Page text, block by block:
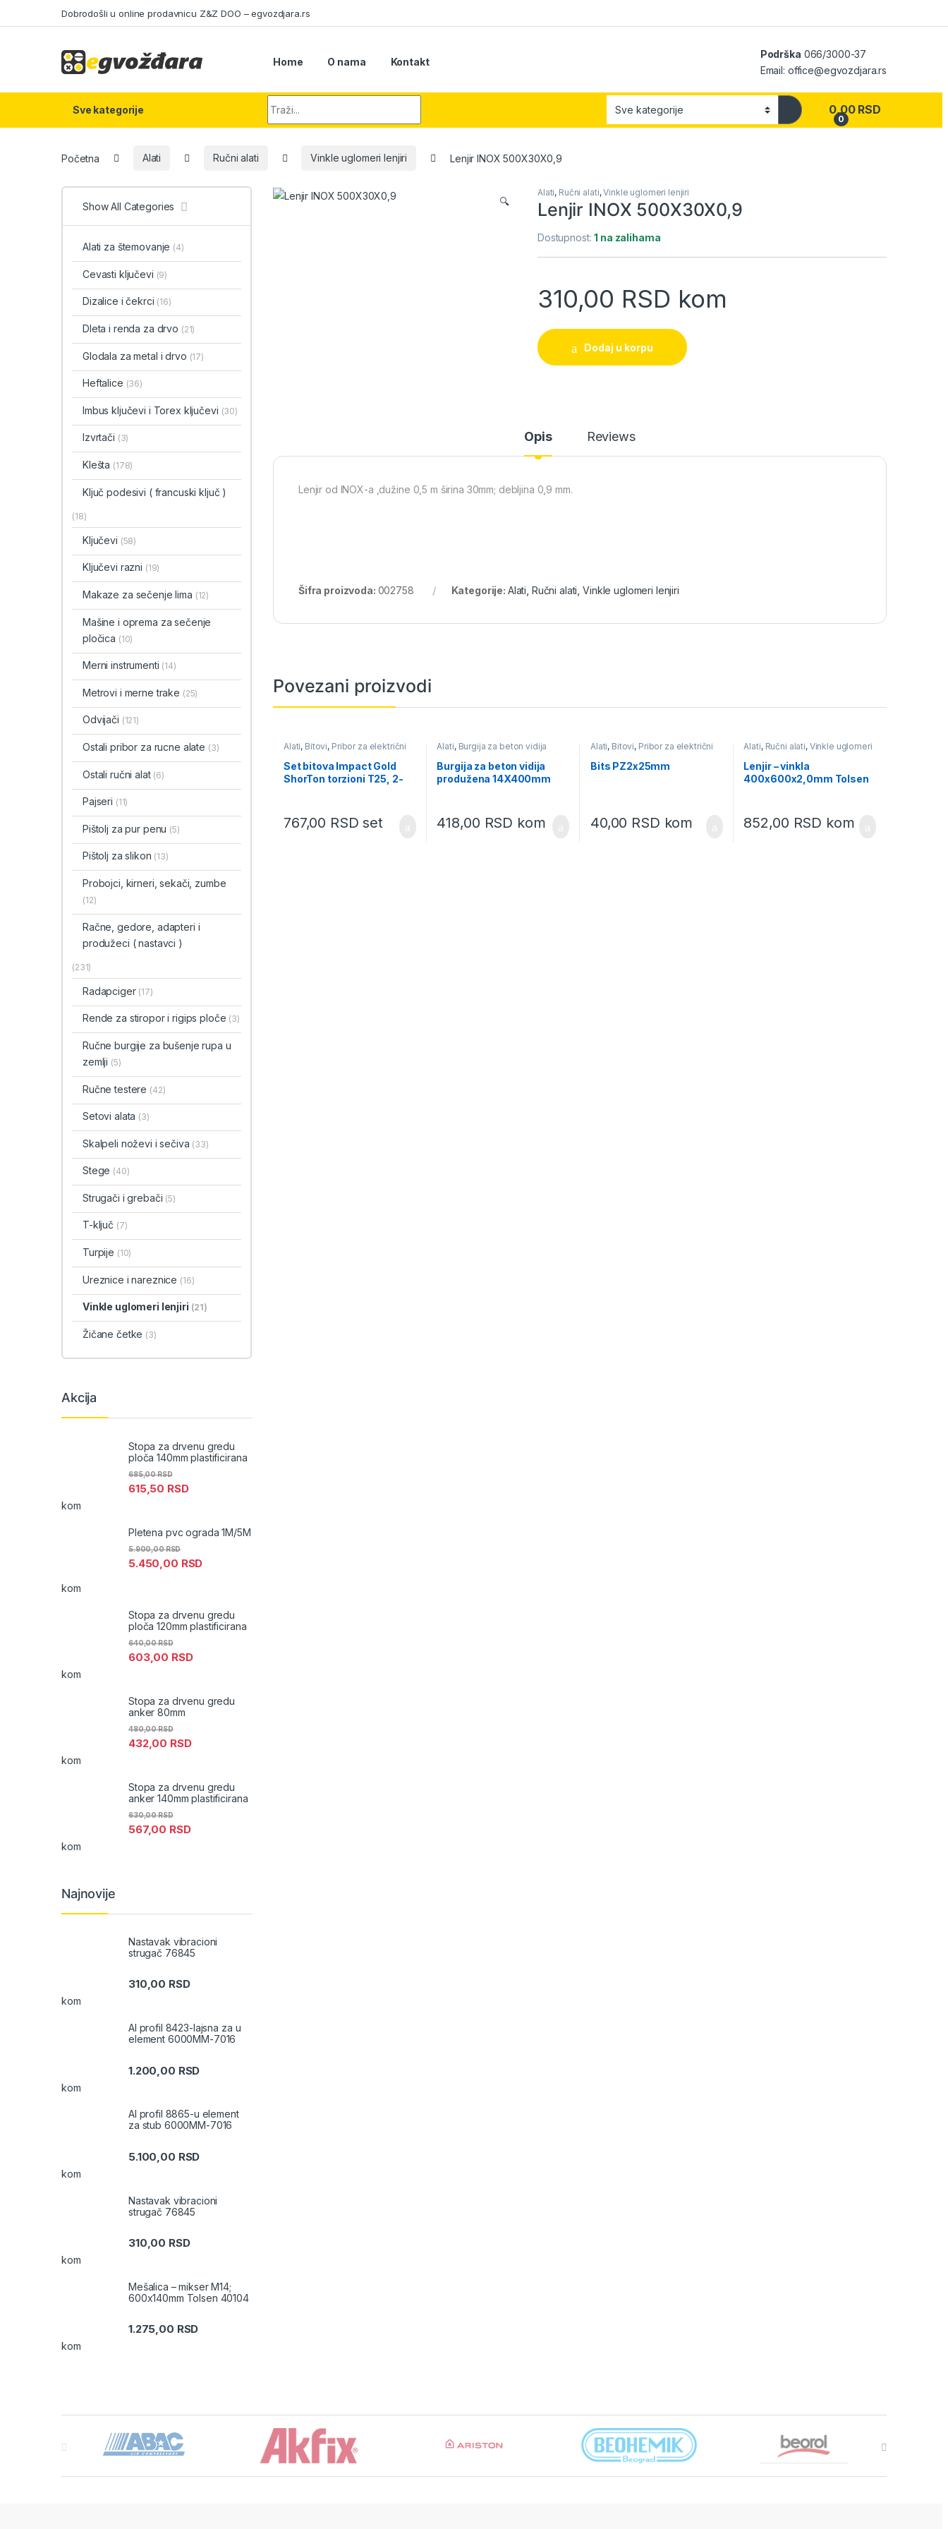
Dobrodošli u online prodavnicu Z&Z DOO – egvozdjara.rs
Home O nama Kontakt
Podrška 066/3000-37
Email: office@egvozdjara.rs
Sve kategorije
0
0,00 RSD
Početna Alati Ručni alati Vinkle uglomeri lenjiri Lenjir INOX 500X30X0,9
🔍
Alati, Ručni alati,Vinkle uglomeri lenjiri
Lenjir INOX 500X30X0,9
Dostupnost:1 na zalihama
310,00 RSD kom
Dodaj u korpu
Opis Reviews
Lenjir od INOX-a ,dužine 0,5 m širina 30mm; debljina 0,9 mm.
Šifra proizvoda: 002758 Kategorije: Alati Ručni alati ,Vinkle uglomeri lenjiri
Povezani proizvodi
Alati, Bitovi, Pribor za električni
Set bitova Impact Gold
ShorTon torzioni T25, 2-
767,00 RSD set
Alati, Burgija za beton vidija
produžena
Burgija za beton vidija
produžena 14X400mm
418,00 RSD kom
Alati, Bitovi, Pribor za električni
Bits PZ2x25mm
40,00 RSD kom
Alati, Ručni alati, Vinkle uglomeri
Lenjir – vinkla
400x600x2,0mm Tolsen
852,00 RSD kom
Show All Categories
Alati za štemovanje (4)
Cevasti ključevi (9)
Dizalice i čekrci (16)
Dleta i renda za drvo (21)
Glodala za metal i drvo (17)
Heftalice (36)
Imbus ključevi i Torex ključevi (30)
Izvrtači (3)
Klešta (178)
Ključ podesivi ( francuski ključ )
(18)
Ključevi (58)
Ključevi razni (19)
Makaze za sečenje lima (12)
Mašine i oprema za sečenje
pločica (10)
Merni instrumenti (14)
Metrovi i merne trake (25)
Odvijači (121)
Ostali pribor za rucne alate (3)
Ostali ručni alat (6)
Pajseri (11)
Pištolj za pur penu (5)
Pištolj za slikon (13)
Probojci, kirneri, sekači, zumbe
(12)
Račne, gedore, adapteri i
produžeci ( nastavci )
(231)
Radapciger (17)
Rende za stiropor i rigips ploče (3)
Ručne burgije za bušenje rupa u
zemlji (5)
Ručne testere (42)
Setovi alata (3)
Skalpeli noževi i sečiva (33)
Stege (40)
Strugači i grebači (5)
T-ključ (7)
Turpije (10)
Ureznice i nareznice (16)
Vinkle uglomeri lenjiri (21)
Žičane četke (3)
Akcija
Stopa za drvenu gredu
ploča 140mm plastificirana
615,50 RSD
685,00RSD
kom
Pletena pvc ograda 1M/5M
5.450,00 RSD
5.900,00RSD
kom
Stopa za drvenu gredu
ploča 120mm plastificirana
603,00 RSD
640,00RSD
kom
Stopa za drvenu gredu
anker 80mm
432,00 RSD
480,00RSD
kom
Stopa za drvenu gredu
anker 140mm plastificirana
567,00 RSD
630,00RSD
kom
Najnovije
Nastavak vibracioni
strugač 76845
310,00 RSD
kom
Al profil 8423-lajsna za u
element 6000MM-7016
1.200,00 RSD
kom
Al profil 8865-u element
za stub 6000MM-7016
5.100,00 RSD
kom
Nastavak vibracioni
strugač 76845
310,00 RSD
kom
Mešalica – mikser M14;
600x140mm Tolsen 40104
1.275,00 RSD
kom
Brands Carousel